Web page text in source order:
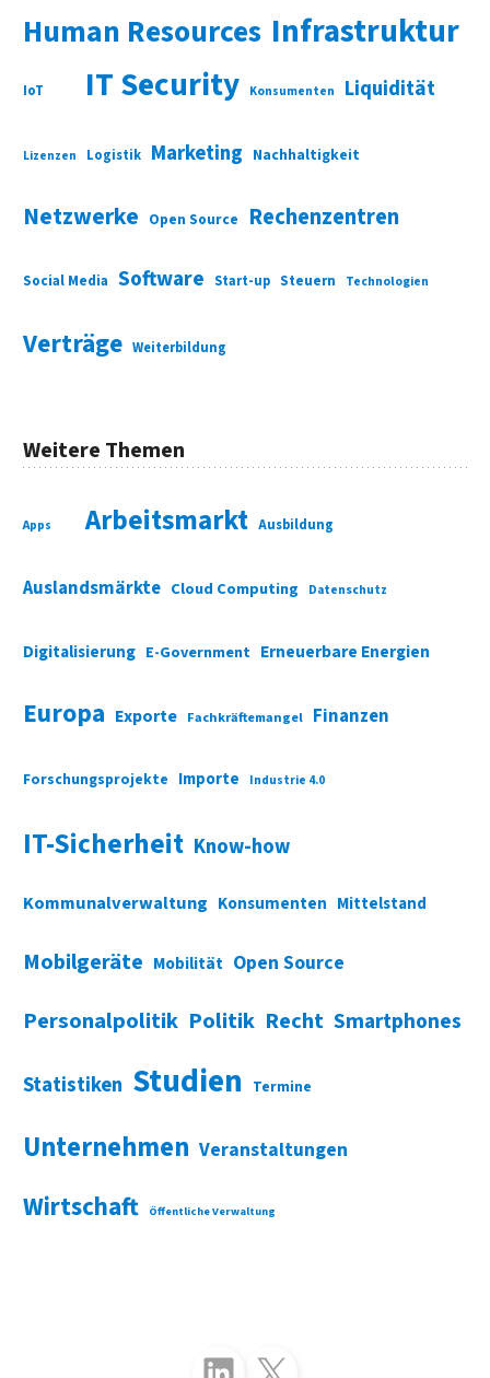
Human Resources Infrastruktur
IoT IT Security Konsumenten Liquidität
Lizenzen Logistik Marketing Nachhaltigkeit
Netzwerke Open Source Rechenzentren
Social Media Software Start-up Steuern Technologien
Verträge Weiterbildung
Weitere Themen
Apps Arbeitsmarkt Ausbildung
Auslandsmärkte Cloud Computing Datenschutz
Digitalisierung E-Government Erneuerbare Energien
Europa Exporte Fachkräftemangel Finanzen
Forschungsprojekte Importe Industrie 4.0
IT-Sicherheit Know-how
Kommunalverwaltung Konsumenten Mittelstand
Mobilgeräte Mobilität Open Source
Personalpolitik Politik Recht Smartphones
Statistiken Studien Termine
Unternehmen Veranstaltungen
Wirtschaft Öffentliche Verwaltung